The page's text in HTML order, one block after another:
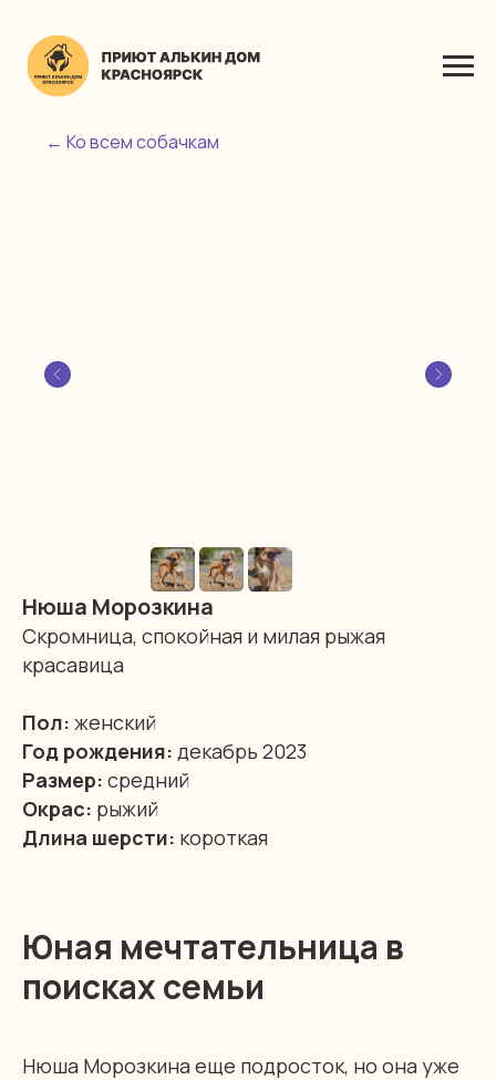
← Ко всем собачкам
Нюша Морозкина
Скромница, спокойная и милая рыжая
красавица
Пол: женский
Год рождения: декабрь 2023
Размер: средний
Окрас: рыжий
Длина шерсти: короткая
Юная мечтательница в
поисках семьи
Нюша Морозкина еще подросток, но она уже